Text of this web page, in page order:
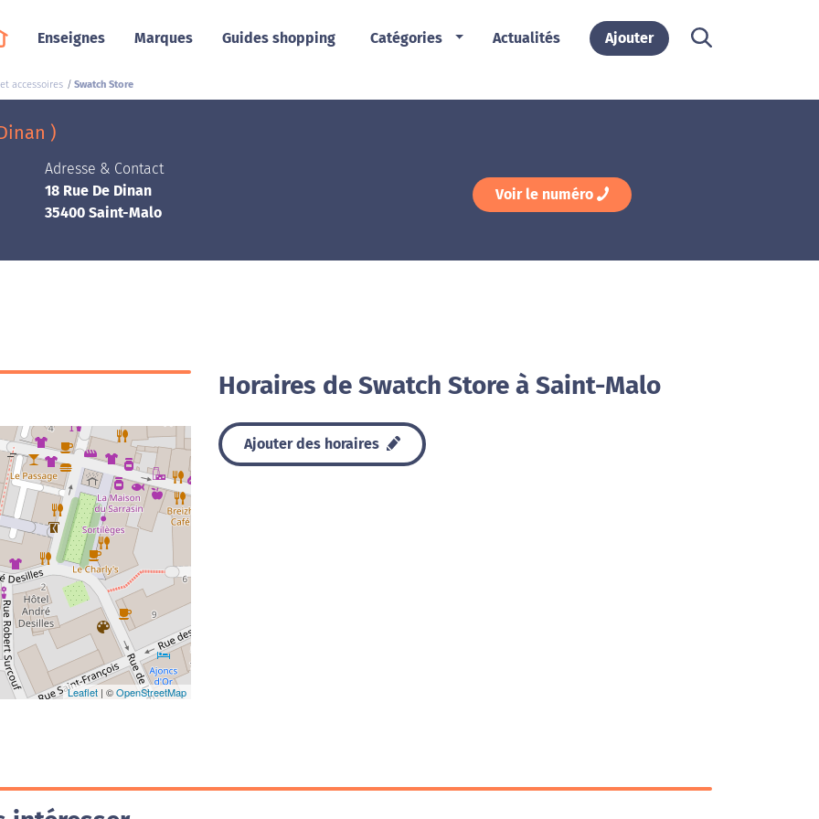
Enseignes Marques Guides shopping Catégories Actualités Ajouter
accessoires Swatch Store
)
Adresse & Contact
18 Rue De Dinan
35400 Saint-Malo
Voir le numéro
Leaflet | ©OpenStreetMap
Horaires de Swatch Store à Saint-Malo
Ajouter des horaires